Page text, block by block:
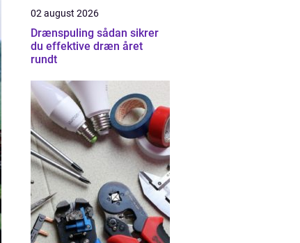
02 august 2026
Drænspuling sådan sikrer
du effektive dræn året
rundt